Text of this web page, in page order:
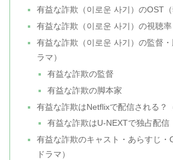
有益な詐欺（이로운 사기）のOST（
有益な詐欺（이로운 사기）の視聴率
有益な詐欺（이로운 사기）の監督
ラマ）
有益な詐欺の監督
有益な詐欺の脚本家
有益な詐欺はNetflixで配信される？
有益な詐欺はU-NEXTで独占配信
有益な詐欺のキャスト・あらすじ・
ドラマ）